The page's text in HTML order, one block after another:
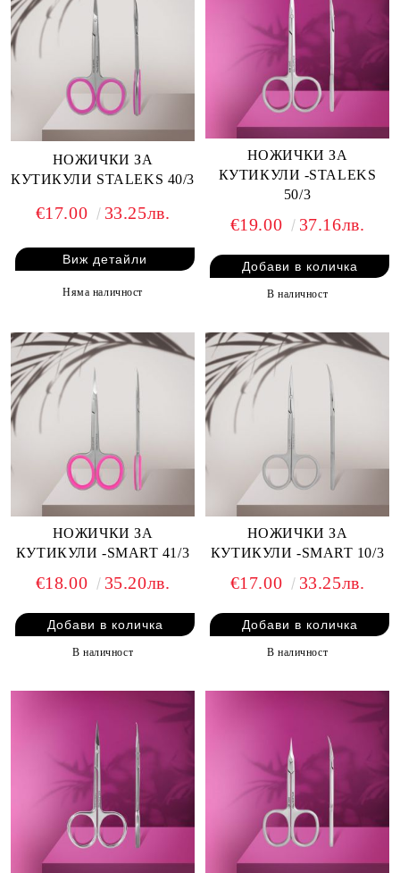
НОЖИЧКИ ЗА
КУТИКУЛИ STALEKS 40/3
€17.00 33.25лв.
Виж детайли
Няма наличност
НОЖИЧКИ ЗА
КУТИКУЛИ -STALEKS
50/3
€19.00 37.16лв.
В наличност
НОЖИЧКИ ЗА
КУТИКУЛИ -SMART 41/3
€18.00 35.20лв.
В наличност
НОЖИЧКИ ЗА
КУТИКУЛИ -SMART 10/3
€17.00 33.25лв.
В наличност